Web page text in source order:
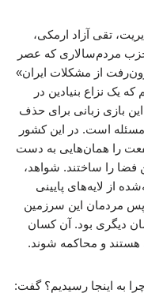
تقی آزاد ارمکی،
مردم‌سالاری که عصر
از مشکلات ایران»
یک نزاع بنیادین در
بازی زبانی برای حذف
است. در این کشور
را همان‌هایی به دست
فضا را ساختند. شواهد،
از لایه‌های پایینی
پس مردمان این سرزمین
دیگری بود. آن کسان
هستند و محاکمه شوند.
به اینجا رسیدیم؟ گفت: